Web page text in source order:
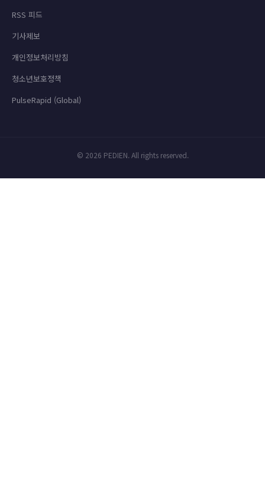
RSS 피드
기사제보
개인정보처리방침
청소년보호정책
PulseRapid (Global)
© 2026 PEDIEN. All rights reserved.